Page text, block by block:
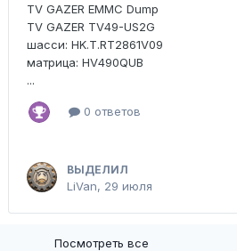
TV GAZER EMMC Dump
TV GAZER TV49-US2G
шасси: HK.T.RT2861V09
матрица: HV490QUB
...
0 ответов
ВЫДЕЛИЛ
LiVan, 29 июля
Посмотреть все